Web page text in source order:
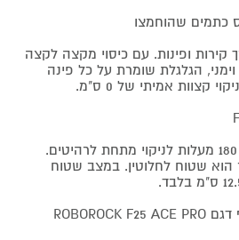
כתמים שהוחמצו
ופינות. עם כיסוי מקצה לקצה
וימני, הגלגלת שומרת על כל פינה
קצוות אמיתי של 0 ס"מ.
עיצוב שטוח לחלוטין של 180 מעלות לניקוי מתחת לרהיטים.
שטוח לחלוטין. במצב שטוח
שואב אבק אלחוטי שוטף דגם ROBOROCK F25 ACE PRO